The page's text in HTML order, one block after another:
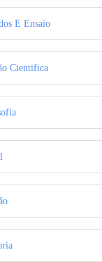
E Ensaio
Cientifica